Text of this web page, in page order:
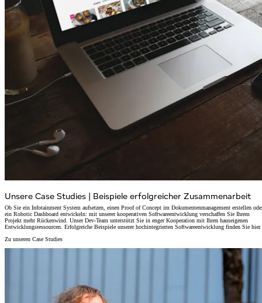
Unsere Case Studies | Beispiele erfolgreicher Zusammenarbeit
Ob Sie ein Infotainment System aufsetzen, einen Proof of Concept im Dokumentenmanagement erstellen
ein Robotic Dashboard entwickeln: mit unserer kooperativen Softwareentwicklung verschaffen Sie Ihrem
Projekt mehr Rückenwind. Unser Dev-Team unterstützt Sie in enger Kooperation mit Ihren hauseigenen
Entwicklungsressourcen. Erfolgreiche Beispiele unserer hochintegrierten Softwareentwicklung finden Sie hier.
Zu unseren Case Studies